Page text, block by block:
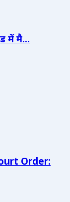
में मै...
Order: